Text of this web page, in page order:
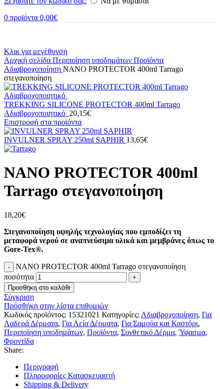
0 προϊόντα 0,00€
Κλικ για μεγέθυνση
Αρχική σελίδα Περιποίηση υποδημάτων Προϊόντα
Αδιαβροχοποίηση NANO PROTECTOR 400ml Tarrago
στεγανοποίηση
TREKKING SILICONE PROTECTOR 400ml Tarrago
Αδιαβροχοποιητικό 20,15€
Επιστροφή στα προϊόντα
INVULNER SPRAY 250ml SAPHIR 13,65€
NANO PROTECTOR 400ml
Tarrago στεγανοποίηση
18,20€
Στεγανοποίηση υψηλής τεχνολογίας που εμποδίζει τη
μεταφορά νερού σε αναπνεύσιμα υλικά και μεμβράνες όπως το
Gore-Tex®.
NANO PROTECTOR 400ml Tarrago στεγανοποίηση
ποσότητα
Προσθήκη στο καλάθι
Σύγκριση
Πρόσθήκη στην λίστα επιθυμιών
Κωδικός προϊόντος: 15321021 Κατηγορίες: Αδιαβροχοποίηση, Για
Λαδερά Δέρματα, Για Λεία Δέρματα, Για Σαμούα και Καστόρι,
Περιποίηση υποδημάτων, Προϊόντα, Συνθετικό Δέρμα, Ύφασμα,
Φροντίδα
Share:
Περιγραφή
Πληροφορίες Κατασκευαστή
Shipping & Delivery